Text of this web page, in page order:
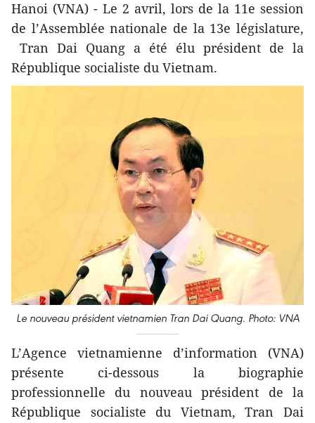
​Hanoi (VNA) - Le 2 avril, lors de la 11e session
de l’Assemblée nationale de la 13e législature,
Tran Dai Quang a été élu président de la
République socialiste du Vietnam.
Le nouveau président vietnamien Tran Dai Quang. Photo: VNA
L’Agence vietnamienne d’information (VNA)
présente ci-dessous la biographie
professionnelle du nouveau président de la
République socialiste du Vietnam, Tran Dai